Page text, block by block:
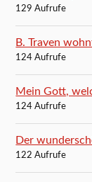
129 Aufrufe
B. Traven
124 Aufrufe
Mein Gott,
124 Aufrufe
Der
122 Aufrufe